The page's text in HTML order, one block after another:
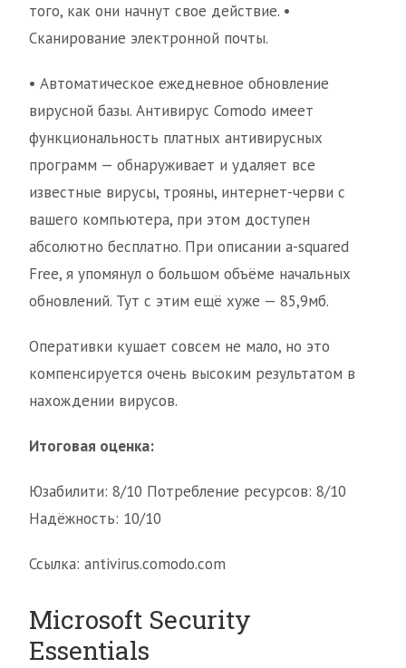
того, как они начнут свое действие. •
Сканирование электронной почты.
• Автоматическое ежедневное обновление
вирусной базы. Антивирус Comodo имеет
функциональность платных антивирусных
программ — обнаруживает и удаляет все
известные вирусы, трояны, интернет-черви с
вашего компьютера, при этом доступен
абсолютно бесплатно. При описании a-squared
Free, я упомянул о большом объёме начальных
обновлений. Тут с этим ещё хуже — 85,9мб.
Оперативки кушает совсем не мало, но это
компенсируется очень высоким результатом в
нахождении вирусов.
Итоговая оценка:
Юзабилити: 8/10 Потребление ресурсов: 8/10
Надёжность: 10/10
Ссылка: antivirus.comodo.com
Microsoft Security
Essentials